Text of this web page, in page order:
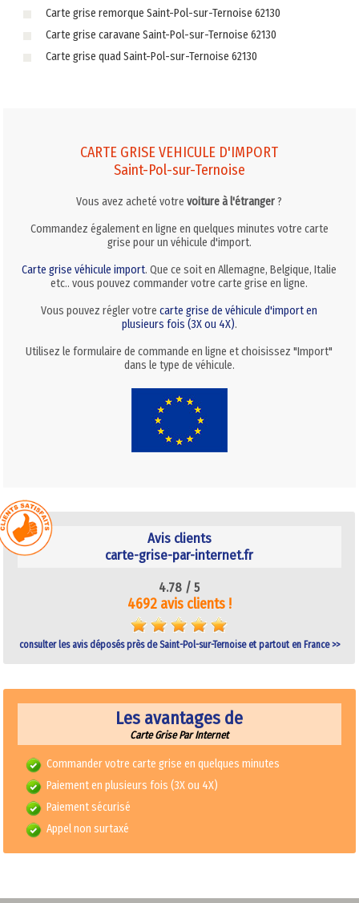
Carte grise remorque Saint-Pol-sur-Ternoise 62130
Carte grise caravane Saint-Pol-sur-Ternoise 62130
Carte grise quad Saint-Pol-sur-Ternoise 62130
CARTE GRISE VEHICULE D'IMPORT
Saint-Pol-sur-Ternoise
Vous avez acheté votrevoiture à l'étranger?
Commandez également en ligne en quelques minutes votre carte
grise pour un véhicule d'import.
Carte grise véhicule import. Que ce soit en Allemagne, Belgique, Italie
etc.. vous pouvez commander votre carte grise en ligne.
Vous pouvez régler votrecarte grise de véhicule d'import en
plusieurs fois (3X ou 4X).
Utilisez le formulaire de commande en ligne et choisissez "Import"
dans le type de véhicule.
Avis clients
carte-grise-par-internet.fr
4.78 /5
4692 avis clients !
consulter les avis déposés près de Saint-Pol-sur-Ternoise et partout en France >>
Les avantages de
Carte Grise Par Internet
Commander votre carte grise en quelques minutes
Paiement en plusieurs fois (3X ou 4X)
Paiement sécurisé
Appel non surtaxé